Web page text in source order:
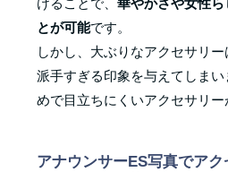
とが可能です。
しかし、大ぶりなアクセサリ
派手すぎる印象を与えてしまい
めで目立ちにくいアクセサリー
アナウンサーES写真でア